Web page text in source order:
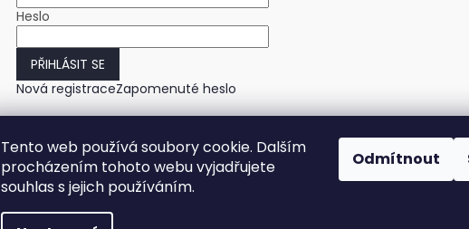
Tento web používá soubory cookie. Dalším
procházením tohoto webu vyjadřujete
souhlas s jejich používáním.
Odmítnout
Heslo
PŘIHLÁSIT SE
Nová registraceZapomenuté heslo